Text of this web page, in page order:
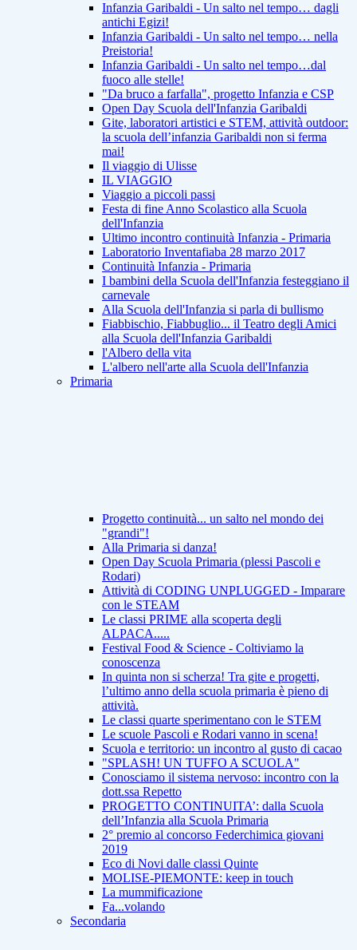
Infanzia Garibaldi - Un salto nel tempo… dagli
antichi Egizi!
Infanzia Garibaldi - Un salto nel tempo… nella
Preistoria!
Infanzia Garibaldi - Un salto nel tempo…dal
fuoco alle stelle!
"Da bruco a farfalla", progetto Infanzia e CSP
Open Day Scuola dell'Infanzia Garibaldi
Gite, laboratori artistici e STEM, attività outdoor:
la scuola dell’infanzia Garibaldi non si ferma
mai!
Il viaggio di Ulisse
IL VIAGGIO
Viaggio a piccoli passi
Festa di fine Anno Scolastico alla Scuola
dell'Infanzia
Ultimo incontro continuità Infanzia - Primaria
Laboratorio Inventafiaba 28 marzo 2017
Continuità Infanzia - Primaria
I bambini della Scuola dell'Infanzia festeggiano il
carnevale
Alla Scuola dell'Infanzia si parla di bullismo
Fiabbischio, Fiabbuglio... il Teatro degli Amici
alla Scuola dell'Infanzia Garibaldi
l'Albero della vita
L'albero nell'arte alla Scuola dell'Infanzia
Primaria
Progetto continuità... un salto nel mondo dei
"grandi"!
Alla Primaria si danza!
Open Day Scuola Primaria (plessi Pascoli e
Rodari)
Attività di CODING UNPLUGGED - Imparare
con le STEAM
Le classi PRIME alla scoperta degli
ALPACA.....
Festival Food & Science - Coltiviamo la
conoscenza
In quinta non si scherza! Tra gite e progetti,
l’ultimo anno della scuola primaria è pieno di
attività.
Le classi quarte sperimentano con le STEM
Le scuole Pascoli e Rodari vanno in scena!
Scuola e territorio: un incontro al gusto di cacao
"SPLASH! UN TUFFO A SCUOLA"
Conosciamo il sistema nervoso: incontro con la
dott.ssa Repetto
PROGETTO CONTINUITA’: dalla Scuola
dell’Infanzia alla Scuola Primaria
2° premio al concorso Federchimica giovani
2019
Eco di Novi dalle classi Quinte
MOLISE-PIEMONTE: keep in touch
La mummificazione
Fa...volando
Secondaria